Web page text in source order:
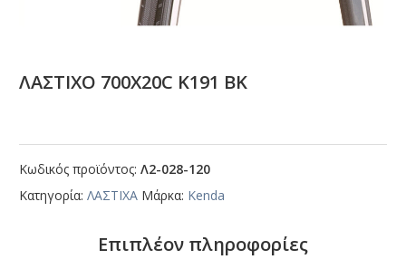
ΛΑΣΤΙΧΟ 700Χ20C Κ191 ΒΚ
Κωδικός προϊόντος:Λ2-028-120
Κατηγορία:ΛΑΣΤΙΧΑ Μάρκα: Kenda
Επιπλέον πληροφορίες